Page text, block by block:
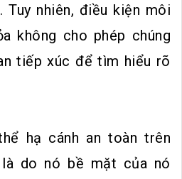
Tuy nhiên, điều kiện môi
không cho phép chúng
tiếp xúc để tìm hiểu rõ
hạ cánh an toàn trên
do nó bề mặt của nó